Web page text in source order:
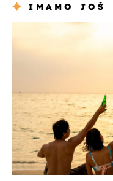
IMAMO JOŠ